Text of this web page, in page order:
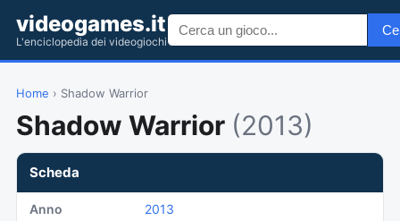
videogames.it
L'enciclopedia dei videogiochi
Home › Shadow Warrior
Shadow Warrior (2013)
Scheda
Anno 2013